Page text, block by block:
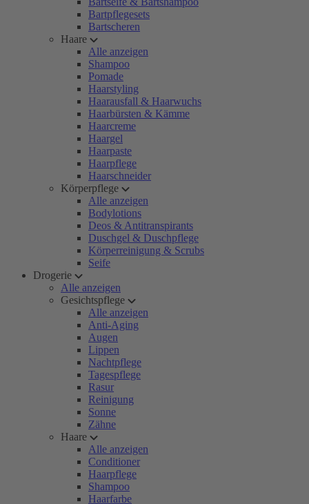
Bartpflegesets
Bartscheren
Haare
Alle anzeigen
Shampoo
Pomade
Haarstyling
Haarausfall & Haarwuchs
Haarbürsten & Kämme
Haarcreme
Haargel
Haarpaste
Haarpflege
Haarschneider
Körperpflege
Alle anzeigen
Bodylotions
Deos & Antitranspirants
Duschgel & Duschpflege
Körperreinigung & Scrubs
Seife
Drogerie
Alle anzeigen
Gesichtspflege
Alle anzeigen
Anti-Aging
Augen
Lippen
Nachtpflege
Tagespflege
Rasur
Reinigung
Sonne
Zähne
Haare
Alle anzeigen
Conditioner
Haarpflege
Shampoo
Haarfarbe